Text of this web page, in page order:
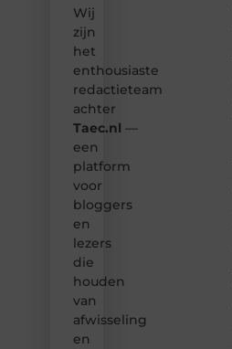
Wij
zijn
het
enthousiaste
redactieteam
achter
Taec.nl —
een
platform
voor
bloggers
en
lezers
die
houden
van
afwisseling
en